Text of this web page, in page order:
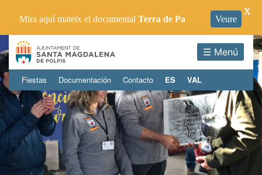
☰ Menú
Fiestas Documentación Contacto ES VAL
Mira aquí mateix el documental Terra de Pa Veure
X